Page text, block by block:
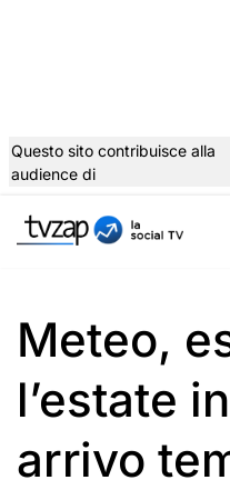
al
Questo sito contribuisce alla
audience di
Meteo,
l’estate
arrivo